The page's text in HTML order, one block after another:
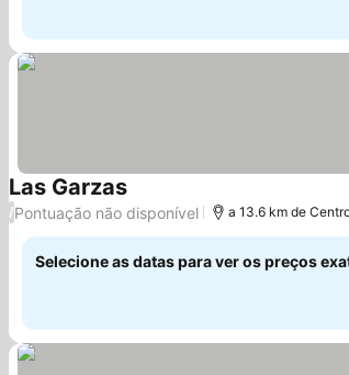
Las Garzas
/Pontuação não disponível a 13.6 km de
Selecione as datas para ver os preços